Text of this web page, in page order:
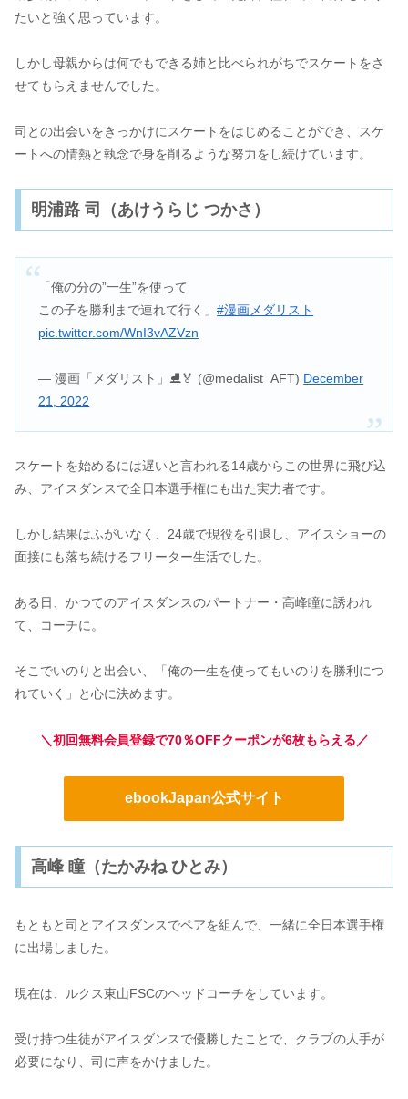
たいと強く思っています。
しかし母親からは何でもできる姉と比べられがちでスケートをさ
せてもらえませんでした。
司との出会いをきっかけにスケートをはじめることができ、スケ
ートへの情熱と執念で身を削るような努力をし続けています。
明浦路 司（あけうらじ つかさ）
「俺の分の”一生”を使って
この子を勝利まで連れて行く」#漫画メダリスト
pic.twitter.com/WnI3vAZVzn
— 漫画「メダリスト」⛸🏅 (@medalist_AFT) December
21, 2022
スケートを始めるには遅いと言われる14歳からこの世界に飛び込
み、アイスダンスで全日本選手権にも出た実力者です。
しかし結果はふがいなく、24歳で現役を引退し、アイスショーの
面接にも落ち続けるフリーター生活でした。
ある日、かつてのアイスダンスのパートナー・高峰瞳に誘われ
て、コーチに。
そこでいのりと出会い、「俺の一生を使ってもいのりを勝利につ
れていく」と心に決めます。
＼初回無料会員登録で70％OFFクーポンが6枚もらえる／
ebookJapan公式サイト
高峰 瞳（たかみね ひとみ）
もともと司とアイスダンスでペアを組んで、一緒に全日本選手権
に出場しました。
現在は、ルクス東山FSCのヘッドコーチをしています。
受け持つ生徒がアイスダンスで優勝したことで、クラブの人手が
必要になり、司に声をかけました。